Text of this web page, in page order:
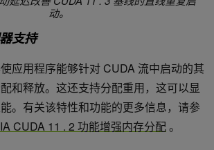
动。
支持
应用程序能够针对 CUDA 流中启动的其
和释放。这还支持分配重用，这可以显
。有关该特性和功能的更多信息，请参
CUDA 11 . 2 功能增强内存分配。